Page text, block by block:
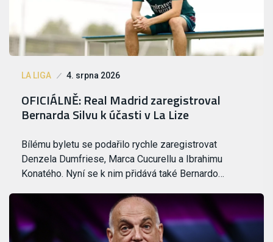
LA LIGA 4. srpna 2026
OFICIÁLNĚ: Real Madrid zaregistroval
Bernarda Silvu k účasti v La Lize
Bílému byletu se podařilo rychle zaregistrovat
Denzela Dumfriese, Marca Cucurellu a Ibrahimu
Konatého. Nyní se k nim přidává také Bernardo…